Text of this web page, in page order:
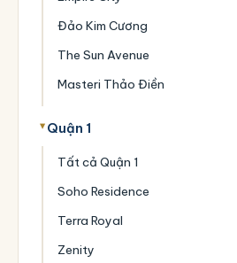
Đảo Kim Cương
The Sun Avenue
Masteri Thảo Điền
Quận 1
Tất cả Quận 1
Soho Residence
Terra Royal
Zenity